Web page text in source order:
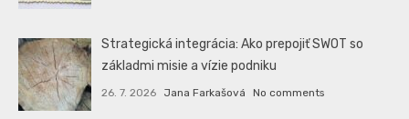
Strategická integrácia: Ako prepojiť SWOT so
základmi misie a vízie podniku
26. 7. 2026 Jana Farkašová No comments